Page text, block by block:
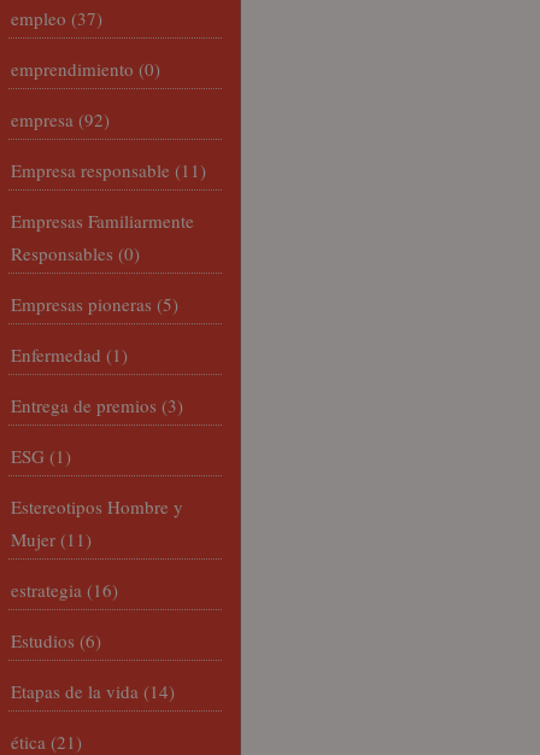
empleo (37)
emprendimiento (0)
empresa (92)
Empresa responsable (11)
Empresas Familiarmente
Responsables (0)
Empresas pioneras (5)
Enfermedad (1)
Entrega de premios (3)
ESG (1)
Estereotipos Hombre y
Mujer (11)
estrategia (16)
Estudios (6)
Etapas de la vida (14)
ética (21)